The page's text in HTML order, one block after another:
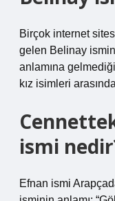
Birçok internet
gelen Belinay
anlamına
kız isimleri
ismi
Efnan ismi